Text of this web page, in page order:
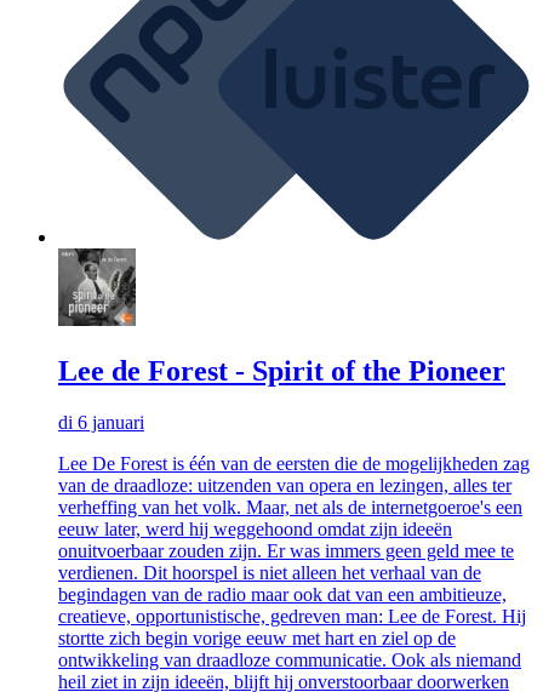
Lee de Forest - Spirit of the Pioneer
di 6 januari
Lee De Forest is één van de eersten die de mogelijkheden zag
van de draadloze: uitzenden van opera en lezingen, alles ter
verheffing van het volk. Maar, net als de internetgoeroe's een
eeuw later, werd hij weggehoond omdat zijn ideeën
onuitvoerbaar zouden zijn. Er was immers geen geld mee te
verdienen. Dit hoorspel is niet alleen het verhaal van de
begindagen van de radio maar ook dat van een ambitieuze,
creatieve, opportunistische, gedreven man: Lee de Forest. Hij
stortte zich begin vorige eeuw met hart en ziel op de
ontwikkeling van draadloze communicatie. Ook als niemand
heil ziet in zijn ideeën, blijft hij onverstoorbaar doorwerken